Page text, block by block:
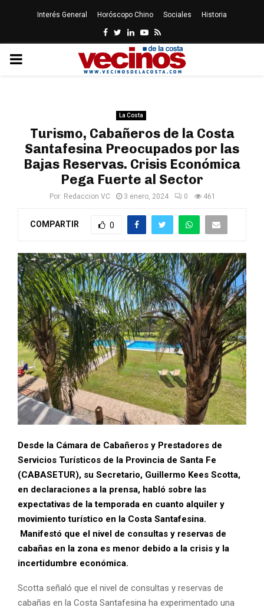
Interés General Horóscopo Chino Sociales Historia
Facebook
Twitter
LinkedinYoutube
Rss
PRIMARY
La Costa
Turismo, Cabañeros de la Costa
Santafesina Preocupados por las
Bajas Reservas. Crisis Económica
Pega Fuerte al Sector
Por: Redaccion VC 3 enero, 2024 0 461
COMPARTIR 0
Desde la Cámara de Cabañeros y Prestadores de
Servicios Turísticos de la Provincia de Santa Fe
(CABASETUR), su Secretario, Guillermo Kees Scotta,
en declaraciones a la prensa, habló sobre las
expectativas de la temporada en cuanto alquiler y
movimiento turístico en la Costa Santafesina.
Manifestó que el nivel de consultas y reservas de
cabañas en la zona es menor debido a la crisis y la
incertidumbre económica.
Scotta señaló que el nivel de consultas y reservas de
cabañas en la Costa Santafesina ha experimentado una